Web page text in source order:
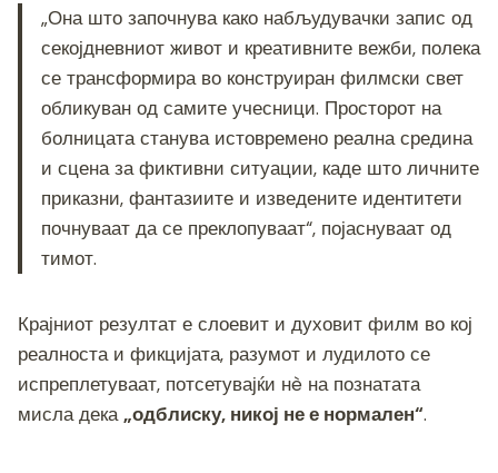
„Она што започнува како набљудувачки запис од
секојдневниот живот и креативните вежби, полека
се трансформира во конструиран филмски свет
обликуван од самите учесници. Просторот на
болницата станува истовремено реална средина
и сцена за фиктивни ситуации, каде што личните
приказни, фантазиите и изведените идентитети
почнуваат да се преклопуваат“, појаснуваат од
тимот.
Крајниот резултат е слоевит и духовит филм во кој
реалноста и фикцијата, разумот и лудилото се
испреплетуваат, потсетувајќи нè на познатата
мисла дека „одблиску, никој не е нормален“.